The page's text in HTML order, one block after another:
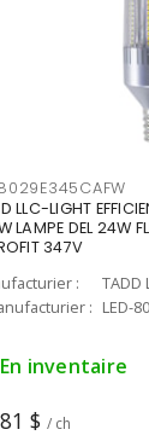
LLC-LIGHT
LAMPE DEL 24W
347V
:
TADD
: LED-
En inventaire
$ / ch